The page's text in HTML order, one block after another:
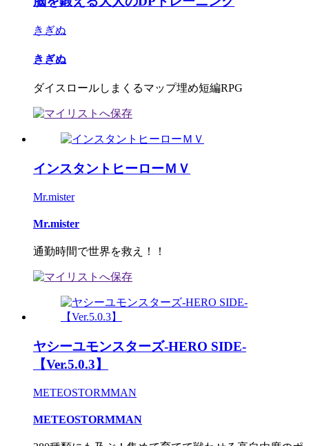
きぎぬ
きぎぬ
ダイスロールしまくるマップ埋め短編RPG
インスタントヒーローＭＶ
Mr.mister
Mr.mister
通勤時間で世界を救え！！
ヤシーユモンスターズ-HERO SIDE-
【Ver.5.0.3】
METEOSTORMMAN
METEOSTORMMAN